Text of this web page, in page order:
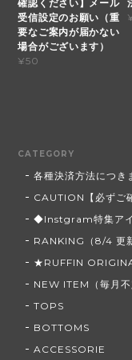
確認ください】メール
受信設定のお願い（重
要なご案内が届かない
場合がございます）
¥50
CATEGORY
各種決済方法につき
CAUTION【必ずご
◆Instgram特集ア
RANKING（8/4 更
★RUFFIN
NEW ITEM（毎月不
TOPS
BOTTOMS
ACCESSORIE